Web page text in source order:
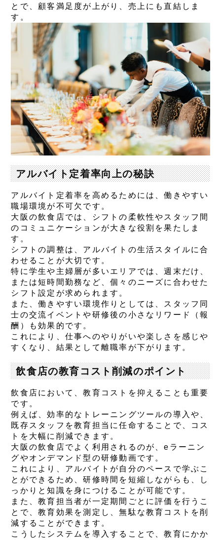
とで、顧客満足度が上がり、売上にも直結しま
す。
アルバイト定着率向上の秘訣
アルバイト定着率を高めるためには、働きやすい
職場環境が不可欠です。
大阪の飲食店では、シフトの柔軟性やスタッフ間
のコミュニケーションが大きな役割を果たしま
す。
シフトの調整は、アルバイトの生活スタイルに合
わせることが大切です。
特に学生や主婦層が多いエリアでは、週末だけ、
または短時間勤務など、個々のニーズに合わせた
シフト設定が求められます。
また、働きやすい環境作りとしては、スタッフ同
士の交流イベントや研修後の小さなリワード（報
酬）も効果的です。
これにより、仕事へのやりがいや楽しさを感じや
すくなり、結果として離職率が下がります。
飲食店の教育コスト削減のポイント
飲食店において、教育コストを抑えることも重要
です。
例えば、効率的なトレーニングツールの導入や、
既存スタッフを教育担当に任命することで、コス
トを大幅に削減できます。
大阪の飲食店でよく利用されるのが、eラーニン
グやオンデマンド型の研修動画です。
これにより、アルバイトが自分のペースで学ぶこ
とができるため、研修時間を短縮しながらも、し
っかりと知識を身につけることが可能です。
また、教育担当者が一定期間ごとに評価を行うこ
とで、教育効果を測定し、無駄な教育コストを削
減することができます。
こうしたシステムを導入することで、教育にかか